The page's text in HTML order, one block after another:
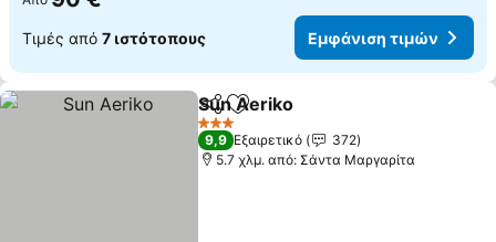
Τιμές από 7 ιστότοπους Εμφάνιση τιμών
Κοινοποίηση
Προσθήκη στα αγαπημένα
Sun Aeriko
3 Αστέρια
9,9 Εξαιρετικό
372
5.7 χλμ. από: Σάντα Μαργαρίτα